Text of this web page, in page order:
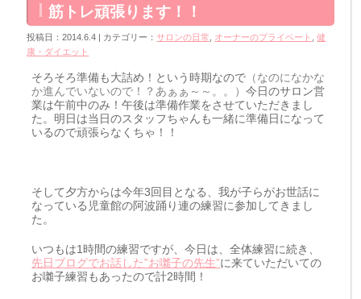
筋トレ頑張ります！！
投稿日：2014.6.4 | カテゴリー： サロンの日常 オーナーのプライベート ,健
康・ダイエット
そろそろ準備も大詰め！という時期なので （なのになかな
か進んでいないので！？あぁぁ～～。。）今日のサロン営
業は午前中のみ！午後は準備作業をさせていただきまし
た。明日は当日のスタッフちゃんも一緒に準備日になって
いるので頑張らなくちゃ！！
そして夕方からは今年3回目となる、我が子らがお世話に
なっている児童館の阿波踊り連の練習に参加してきまし
た。
いつもは1時間の練習ですが、今日は、全体練習に続き、
先日ブログでお話した‟お囃子の先生”に来ていただいての
お囃子練習もあったので計2時間！